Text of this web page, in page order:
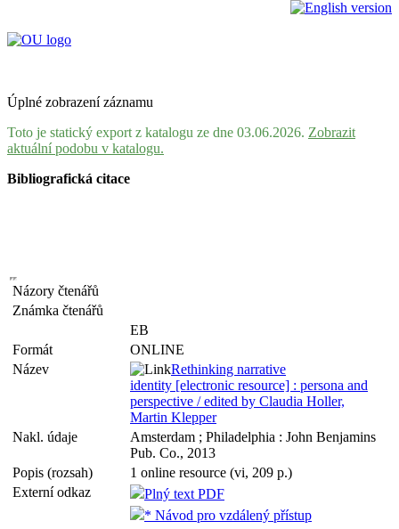
Úplné zobrazení záznamu
Toto je statický export z katalogu ze dne 03.06.2026. Zobrazit
aktuální podobu v katalogu.
Bibliografická citace
Názory čtenářů
Známka čtenářů
EB
Formát
ONLINE
Název
Rethinking narrative
identity [electronic resource] : persona and
perspective / edited by Claudia Holler,
Martin Klepper
Nakl. údaje
Amsterdam ; Philadelphia : John Benjamins
Pub. Co., 2013
Popis (rozsah)
1 online resource (vi, 209 p.)
Externí odkaz
Plný text PDF
* Návod pro vzdálený přístup